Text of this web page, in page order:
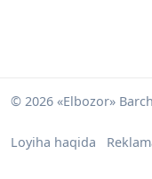
© 2026 «Elbozor»
Loyiha haqida